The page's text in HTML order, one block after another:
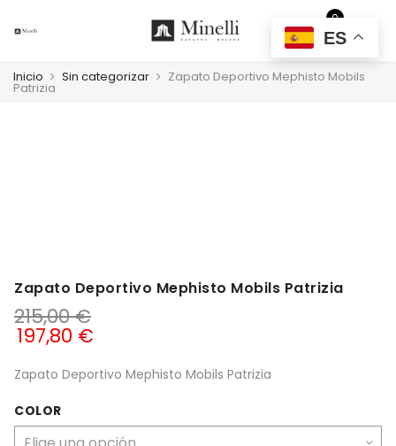
0
EUR
Inicio Sin categorizar Zapato Deportivo Mephisto Mobils
Patrizia
Zapato Deportivo Mephisto Mobils Patrizia
215,00€
197,80 €
Zapato Deportivo Mephisto Mobils Patrizia
COLOR
ES